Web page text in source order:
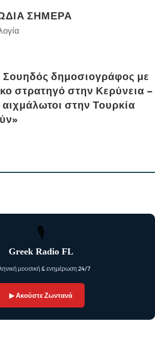
ΣΗΜΕΡΑ
Σουηδός δημοσιογράφος με
στρατηγό στην Κερύνεια –
στην Τουρκία
🎙
Greek Radio FL
μουσική & ενημέρωση 24/7
▶ Ακούστε Ζωντανά